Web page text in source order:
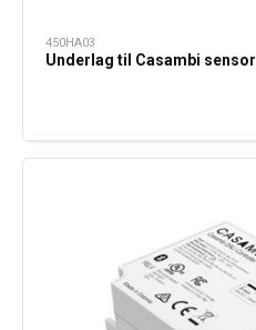
450HA03
Underlag til Casambi sensor